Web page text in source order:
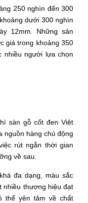
250 nghìn đến 300
dưới 300 nghìn
12mm. Những sản
giá trong khoảng 350
nhiều người lựa chọn
sàn gỗ cốt đen Việt
nguồn hàng chủ động
rút ngắn thời gian
về sau.
đa dạng, màu sắc
nhiều thương hiệu đạt
thể yên tâm về chất